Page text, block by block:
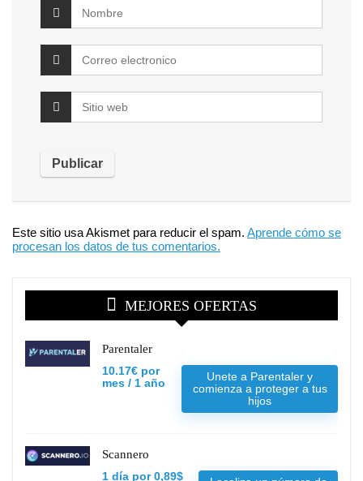
Este sitio usa Akismet para reducir el spam. Aprende cómo se
procesan los datos de tus comentarios.
MEJORES OFERTAS
Parentaler
10.17€ por
mes / 1 año
Unete a Parentaler y
comienza a proteger a tus
hijos
Scannero
1 día por 0,89$